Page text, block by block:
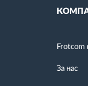
Frotcom
За нас